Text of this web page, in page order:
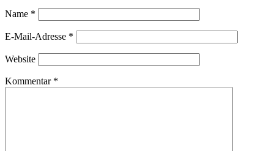
Name *
E-Mail-Adresse *
Website
Kommentar *